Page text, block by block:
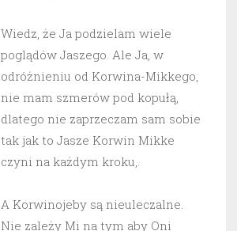
Wiedz, że Ja podzielam wiele
poglądów Jaszego. Ale Ja, w
odróżnieniu od Korwina-Mikkego,
nie mam szmerów pod kopułą,
dlatego nie zaprzeczam sam sobie
tak jak to Jasze Korwin Mikke
czyni na każdym kroku,.
A Korwinojeby są nieuleczalne.
Nie zależy Mi na tym aby Oni